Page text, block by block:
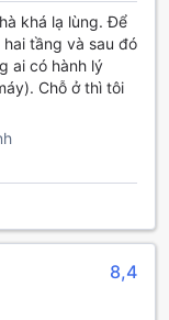
lý của mình.
bảo vệ tài sản
trú. Đội ngũ
bạn với các yêu
tham quan cho
vực công cộng
trong khi tất
phí, giúp bạn dễ
của mình với
lợi ngay trong
thứ mình cần
khá lạ lùng. Để
tầng và sau đó
ai có hành lý
Chỗ ở thì tôi
8,4